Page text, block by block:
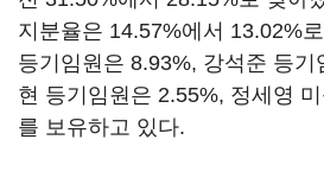
지분율은 14.57%에서 13.02%
등기임원은 8.93%, 강석준 등기
현 등기임원은 2.55%, 정세영
를 보유하고 있다.